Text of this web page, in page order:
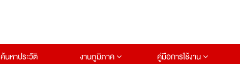
ค้นหาประวัติ งานภูมิภาค คู่มือการใช้งาน